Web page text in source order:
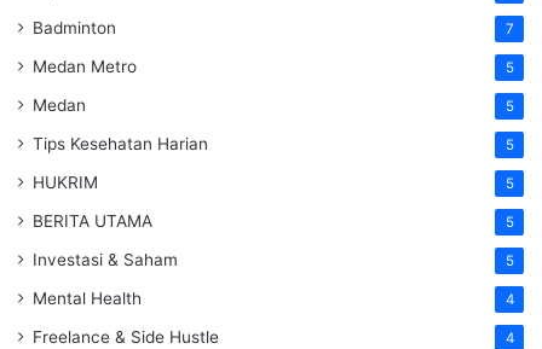
Badminton 7
Medan Metro 5
Medan 5
Tips Kesehatan Harian 5
HUKRIM 5
BERITA UTAMA 5
Investasi & Saham 5
Mental Health 4
Freelance & Side Hustle 4